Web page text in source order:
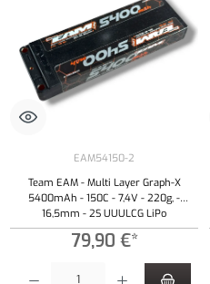
EAM54150-2
Team EAM - Multi Layer Graph-X
5400mAh - 150C - 7,4V - 220g, -
16,5mm - 2S UUULCG LiPo
79,90 €*